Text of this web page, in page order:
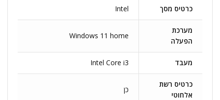
כרטיס מסך Intel
מערכת
הפעלה
Windows 11 home
מעבד Intel Core i3
כרטיס רשת
אלחוטי
כן